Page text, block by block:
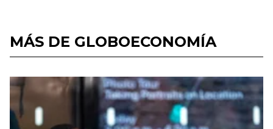
MÁS DE GLOBOECONOMÍA